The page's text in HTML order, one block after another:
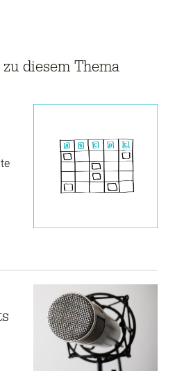
zu diesem Thema